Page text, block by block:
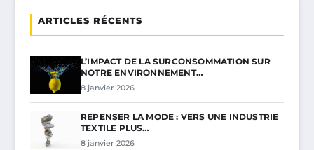
ARTICLES RÉCENTS
L’IMPACT DE LA SURCONSOMMATION SUR
NOTRE ENVIRONNEMENT…
8 janvier 2026
REPENSER LA MODE : VERS UNE INDUSTRIE
TEXTILE PLUS…
8 janvier 2026